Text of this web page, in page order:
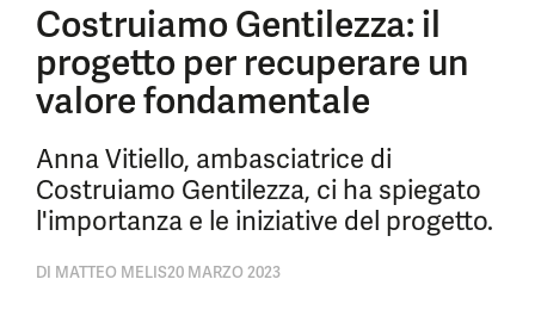
Costruiamo Gentilezza: il
progetto per recuperare un
valore fondamentale
Anna Vitiello, ambasciatrice di
Costruiamo Gentilezza, ci ha spiegato
l'importanza e le iniziative del progetto.
DI MATTEO MELIS20 MARZO 2023